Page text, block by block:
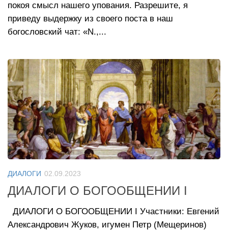
покоя смысл нашего упования. Разрешите, я
приведу выдержку из своего поста в наш
богословский чат: «N.,...
ДИАЛОГИ 02.09.2023
ДИАЛОГИ О БОГООБЩЕНИИ I
ДИАЛОГИ О БОГООБЩЕНИИ I Участники: Евгений
Александрович Жуков, игумен Петр (Мещеринов)